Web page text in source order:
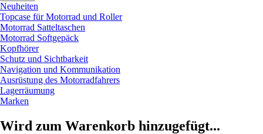
Neuheiten
Topcase für Motorrad und Roller
Motorrad Satteltaschen
Motorrad Softgepäck
Kopfhörer
Schutz und Sichtbarkeit
Navigation und Kommunikation
Ausrüstung des Motorradfahrers
Lagerräumung
Marken
Wird zum Warenkorb hinzugefügt...